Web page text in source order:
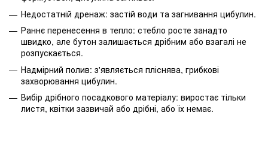
Недостатній дренаж: застій води та загнивання цибулин.
Раннє перенесення в тепло: стебло росте занадто
швидко, але бутон залишається дрібним або взагалі не
розпускається.
Надмірний полив: з'являється пліснява, грибкові
захворювання цибулин.
Вибір дрібного посадкового матеріалу: виростає тільки
листя, квітки зазвичай або дрібні, або їх немає.